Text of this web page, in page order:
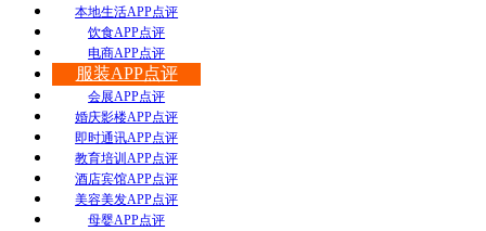
本地生活APP点评
饮食APP点评
电商APP点评
服装APP点评
会展APP点评
婚庆影楼APP点评
即时通讯APP点评
教育培训APP点评
酒店宾馆APP点评
美容美发APP点评
母婴APP点评